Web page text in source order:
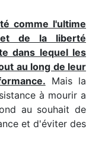
comme l'ultime
de la liberté
dans lequel les
au long de leur
Mais la
à mourir a
au souhait de
et d'éviter des